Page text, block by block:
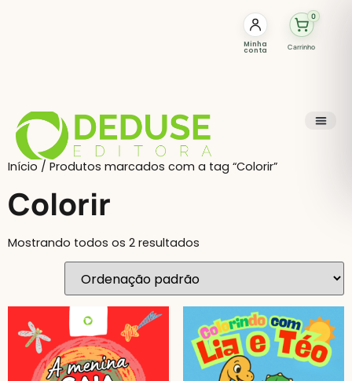
Minha
conta Carrinho
0
Início / Produtos marcados com a tag “Colorir”
Colorir
Mostrando todos os 2 resultados